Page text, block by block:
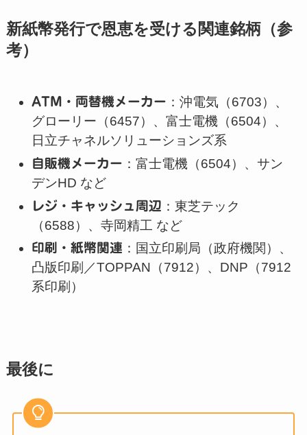
新紙幣発行で恩恵を受ける関連銘柄（参
考）
ATM・両替機メーカー ：沖電気（6703）、
グローリー（6457）、富士電機（6504）、
日立チャネルソリューションズ系
自販機メーカー ：富士電機（6504）、サン
デンHD など
レジ・キャッシュ周辺 ：東芝テック
（6588）、寺岡精工 など
印刷・紙幣関連 ：国立印刷局（政府機関）、
凸版印刷／TOPPAN（7912）、DNP（7912
系印刷）
最後に